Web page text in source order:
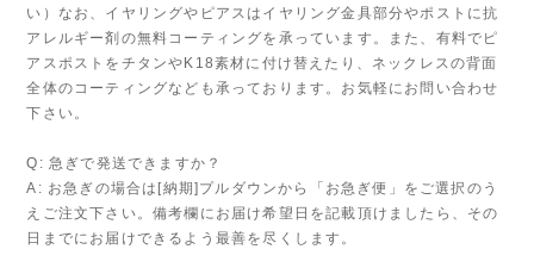
い）なお、イヤリングやピアスはイヤリング金具部分やポストに抗
アレルギー剤の無料コーティングを承っています。また、有料でピ
アスポストをチタンやK18素材に付け替えたり、ネックレスの背面
全体のコーティングなども承っております。お気軽にお問い合わせ
下さい。
Q: 急ぎで発送できますか？
A: お急ぎの場合は[納期]プルダウンから「お急ぎ便」をご選択のう
えご注文下さい。備考欄にお届け希望日を記載頂けましたら、その
日までにお届けできるよう最善を尽くします。